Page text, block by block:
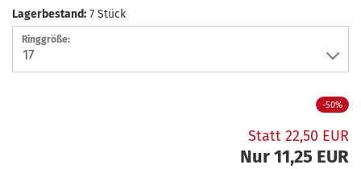
Lagerbestand: 7 Stück
Ringgröße:
-50%
Statt 22,50 EUR
Nur 11,25 EUR